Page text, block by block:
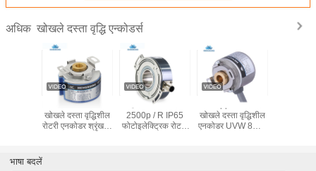
अधिक खोखले दस्ता वृद्धि एन्कोडर्स
होल के माध्यम से
2500p / R IP65
फोटोइलेक्ट्रिक रोटरी
1024ppr ऑप्टिकल
खोखले दस्ता वृद्धिशील
एनकोडर UVW 8mm
पैकिंग मशीन के लिए
K80 खोखले दस्ता
इंक्रीमेंटल एन्कोडर्स,
भाषा बदलें